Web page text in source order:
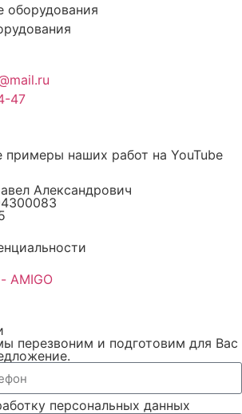
оборудования
47
примеры наших работ на YouTube
Александрович
AMIGO
перезвоним и подготовим для Вас
персональных данных